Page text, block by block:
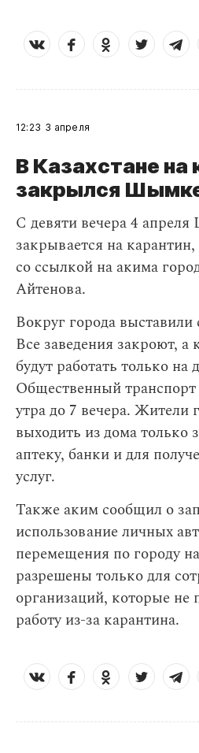
12:23 3 апреля
В Казахстане на
закрылся
С девяти вечера 4
закрывается на карантин,
со ссылкой на акима
Айтенова.
Вокруг города выставили
Все заведения закроют, а
будут работать только на
Общественный транспорт
утра до 7 вечера. Жители
выходить из дома только
аптеку, банки и для
услуг.
Также аким сообщил о
использование личных
перемещения по городу
разрешены только для
организаций, которые не
работу из-за карантина.